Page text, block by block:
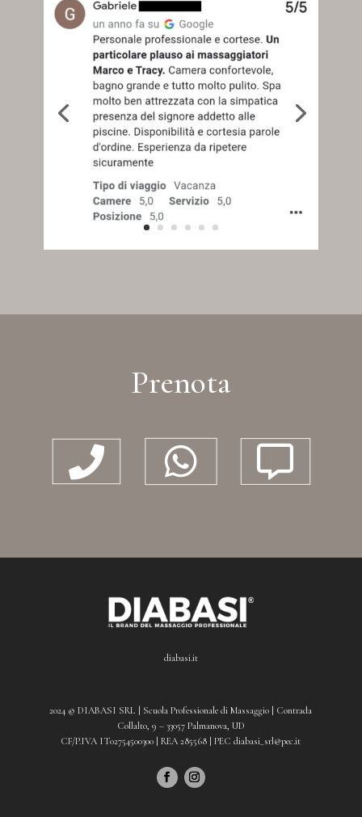
Prenota
  
diabasi.it
2024 © DIABASI SRL | Scuola Professionale di Massaggio | Contrada
Collalto, 9 – 33057 Palmanova, UD
CF/P.IVA IT02754500300 | REA 285568 | PEC diabasi_srl@pec.it